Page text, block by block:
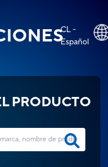
CL -
Español
PRODUCTO